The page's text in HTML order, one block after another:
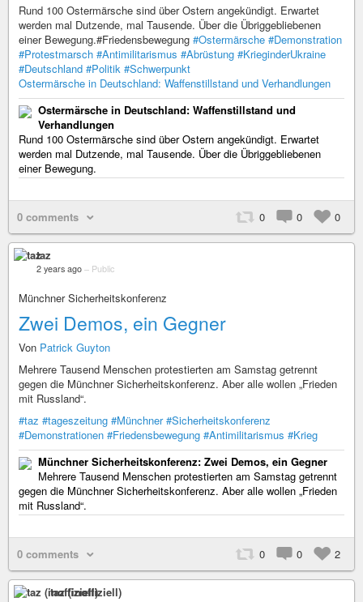
Rund 100 Ostermärsche sind über Ostern angekündigt. Erwartet
werden mal Dutzende, mal Tausende. Über die Übriggebliebenen
einer Bewegung.#Friedensbewegung #Ostermärsche #Demonstration
#Protestmarsch #Antimilitarismus #Abrüstung #KrieginderUkraine
#Deutschland #Politik #Schwerpunkt
Ostermärsche in Deutschland: Waffenstillstand und Verhandlungen
Ostermärsche in Deutschland: Waffenstillstand und
Verhandlungen
Rund 100 Ostermärsche sind über Ostern angekündigt. Erwartet
werden mal Dutzende, mal Tausende. Über die Übriggebliebenen
einer Bewegung.
0 comments 0 0 0
taz
2 years ago – Public
Münchner Sicherheitskonferenz
Zwei Demos, ein Gegner
Von Patrick Guyton
Mehrere Tausend Menschen protestierten am Samstag getrennt
gegen die Münchner Sicherheitskonferenz. Aber alle wollen „Frieden
mit Russland“.
#taz #tageszeitung #Münchner #Sicherheitskonferenz
#Demonstrationen #Friedensbewegung #Antimilitarismus #Krieg
Münchner Sicherheitskonferenz: Zwei Demos, ein Gegner
Mehrere Tausend Menschen protestierten am Samstag getrennt
gegen die Münchner Sicherheitskonferenz. Aber alle wollen „Frieden
mit Russland“.
0 comments 0 0 2
taz (inoffiziell)